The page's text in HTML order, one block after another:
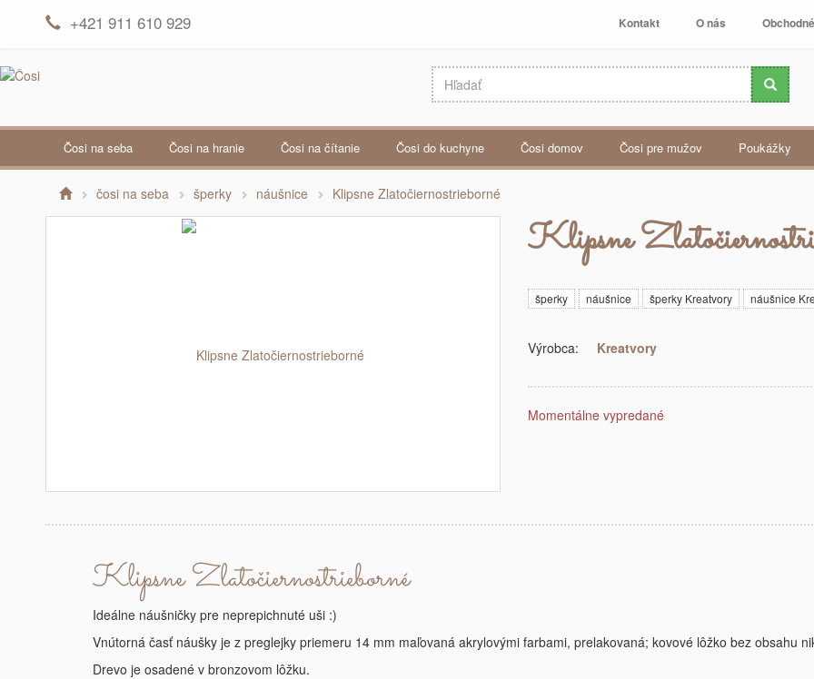
+421 911 610 929 Kontakt O nás
čosi na seba čosi na hranie čosi na čítanie čosi do kuchyne čosi domov čosi pre mužov poukážky
čosi na seba šperky náušnice Klipsne Zlatočiernostrieborné
Klipsne
šperky náušnice šperky Kreatvory náušnice
Výrobca: Kreatvory
Momentálne vypredané
Klipsne Zlatočiernostrieborné
Ideálne náušničky pre neprepichnuté uši :)
Vnútorná časť náušky je z preglejky priemeru 14 mm maľovaná akrylovými farbami, prelakovaná; kovové lôžko bez obsahu
Drevo je osadené v bronzovom lôžku.